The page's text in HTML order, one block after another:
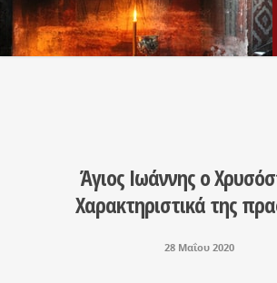
Άγιος Ιωάννης ο
Χαρακτηριστικά της
28 Μαΐου 2020